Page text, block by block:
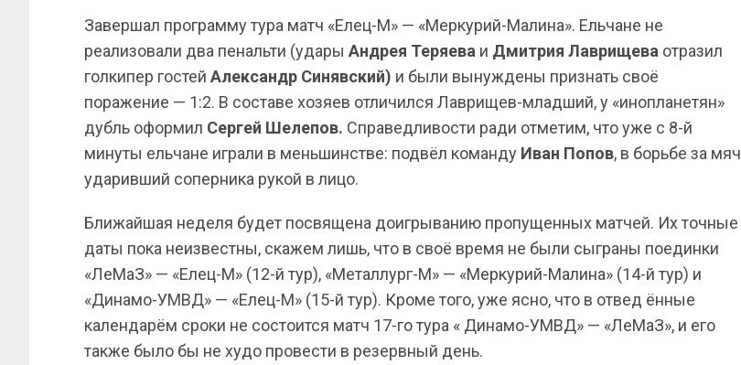
Завершал программу тура матч «Елец-М» — «Меркурий-Малина». Ельчане не
реализовали два пенальти (удары Андрея Теряева и Дмитрия Лаврищева отразил
голкипер гостей Александр Синявский) и были вынуждены признать своё
поражение — 1:2. В составе хозяев отличился Лаврищев-младший, у «инопланетян»
дубль оформил Сергей Шелепов. Справедливости ради отметим, что уже с 8-й
минуты ельчане играли в меньшинстве: подвёл команду Иван Попов, в борьбе за мяч
ударивший соперника рукой в лицо.
Ближайшая неделя будет посвящена доигрыванию пропущенных матчей. Их точные
даты пока неизвестны, скажем лишь, что в своё время не были сыграны поединки
«ЛеМаЗ» — «Елец-М» (12-й тур), «Металлург-М» — «Меркурий-Малина» (14-й тур) и
«Динамо-УМВД» — «Елец-М» (15-й тур). Кроме того, уже ясно, что в отвед ённые
календарём сроки не состоится матч 17-го тура « Динамо-УМВД» — «ЛеМаЗ», и его
также было бы не худо провести в резервный день.